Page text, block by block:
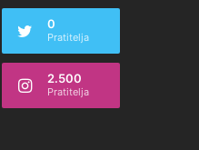
0
Pratitelja
2.500
Pratitelja